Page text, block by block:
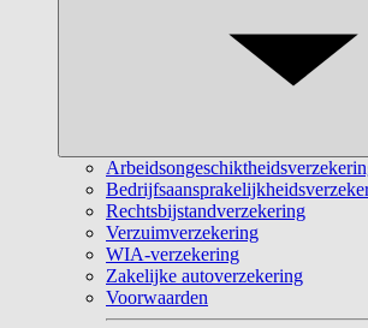
Rechtsbijstandverzekering
Verzuimverzekering
WIA-verzekering
Zakelijke autoverzekering
Voorwaarden